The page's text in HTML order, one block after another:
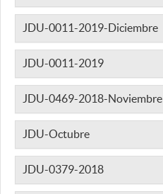
JDU-0011-2019-Diciembre
JDU-0011-2019
JDU-0469-2018-Noviembre
JDU-Octubre
JDU-0379-2018